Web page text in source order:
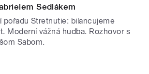
Sedlákem
pořadu Stretnutie: bilancujeme
Moderní vážná hudba. Rozhovor s
Sabom.